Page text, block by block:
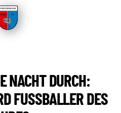
NACHT DURCH:
FUSSBALLER DES J